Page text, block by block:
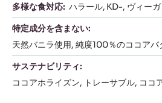
多様な食対応: ハラール KD- ヴィー
特定成分を含まない:
天然バニラ使用 純度100％のココアバ
サステナビリティ:
ココアホライズン
トレーサブル ココ